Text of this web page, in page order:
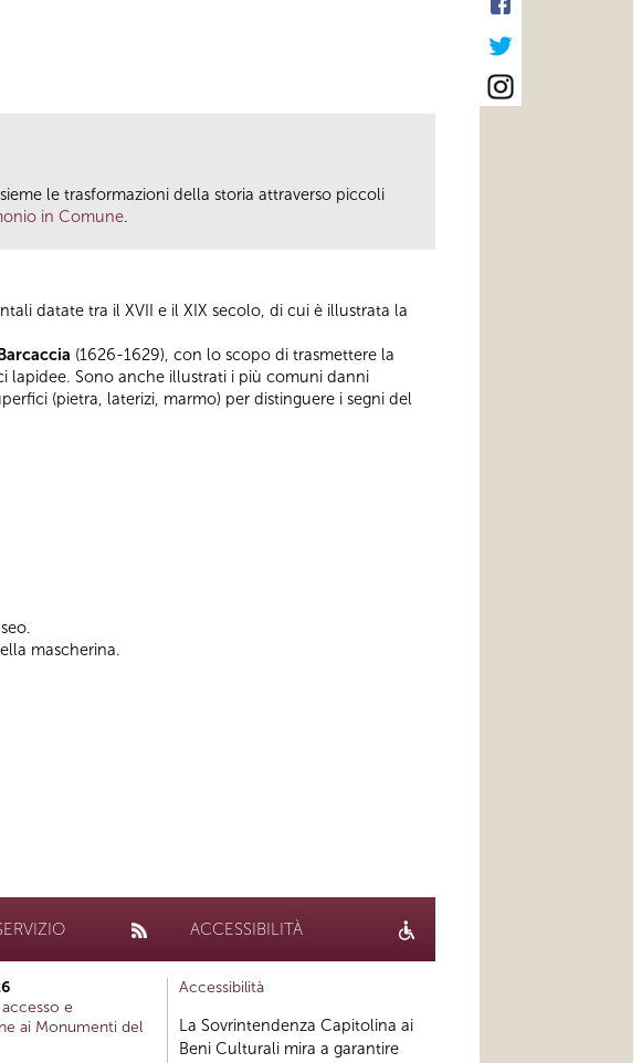
le trasformazioni della storia attraverso piccoli
in Comune.
datate tra il XVII e il XIX secolo, di cui è illustrata la
(1626-1629), con lo scopo di trasmettere la
lapidee. Sono anche illustrati i più comuni danni
(pietra, laterizi, marmo) per distinguere i segni del
mascherina.
e
ai Monumenti del
ACCESSIBILITÀ
Accessibilità
La Sovrintendenza Capitolina ai
Beni Culturali mira a garantire